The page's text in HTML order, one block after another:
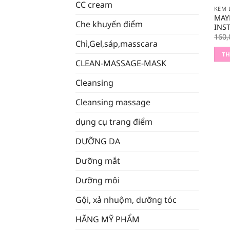
CC cream
Che khuyến điểm
Chì,Gel,sáp,masscara
CLEAN-MASSAGE-MASK
Cleansing
Cleansing massage
dụng cụ trang điểm
DƯỠNG DA
Dưỡng mắt
Dưỡng môi
Gội, xả nhuộm, dưỡng tóc
HÃNG MỸ PHẨM